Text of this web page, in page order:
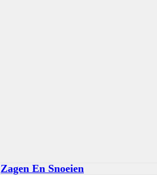
Zagen En Snoeien